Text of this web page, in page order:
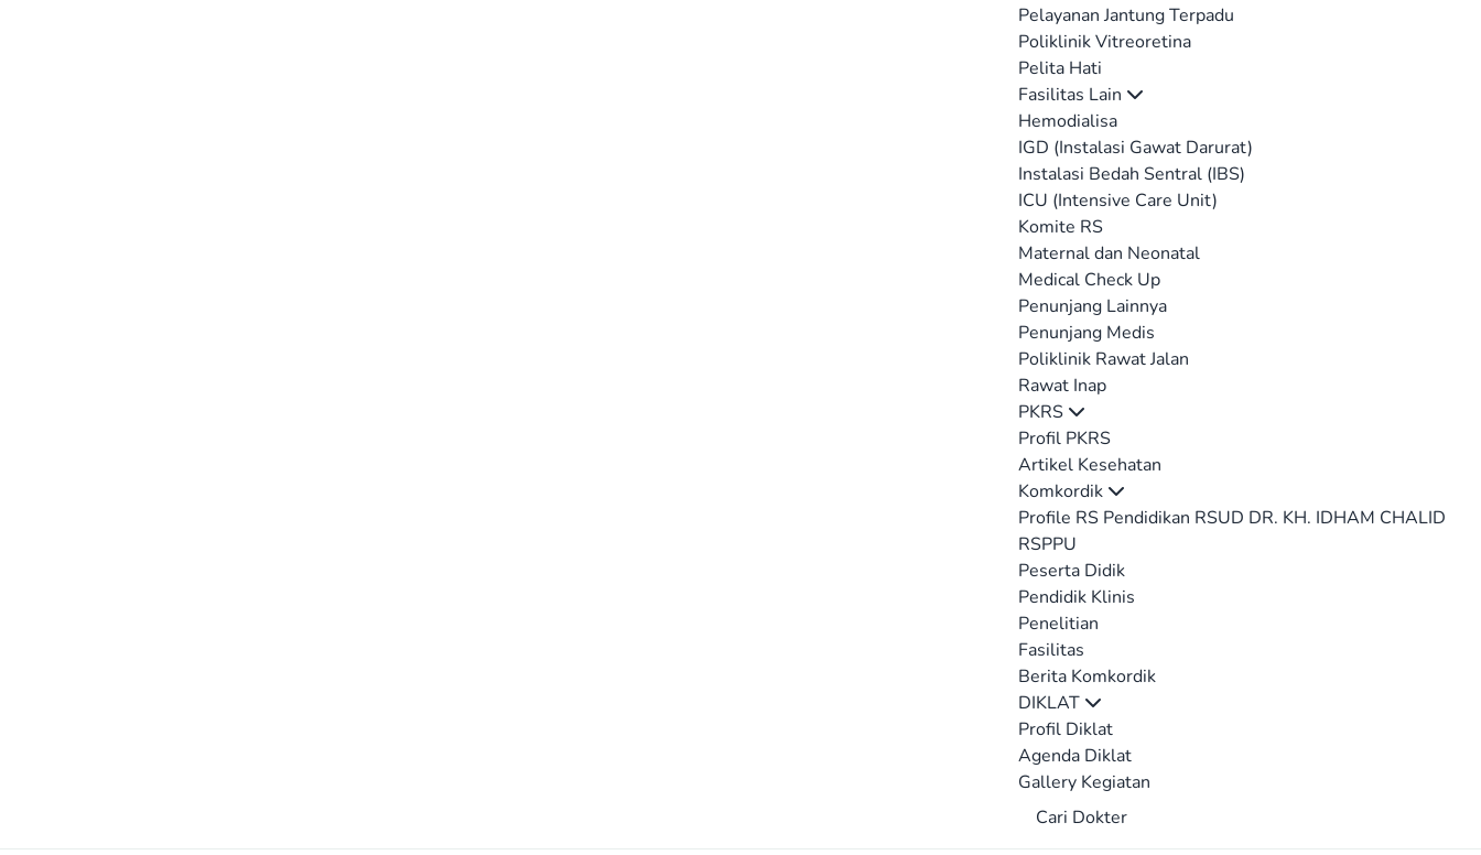
Pelayanan Jantung Terpadu
Poliklinik Vitreoretina
Pelita Hati
Fasilitas Lain
Hemodialisa
IGD (Instalasi Gawat Darurat)
Instalasi Bedah Sentral (IBS)
ICU (Intensive Care Unit)
Komite RS
Maternal dan Neonatal
Medical Check Up
Penunjang Lainnya
Penunjang Medis
Poliklinik Rawat Jalan
Rawat Inap
PKRS
Profil PKRS
Artikel Kesehatan
Komkordik
Profile RS Pendidikan RSUD DR. KH. IDHAM CHALID
RSPPU
Peserta Didik
Pendidik Klinis
Penelitian
Fasilitas
Berita Komkordik
DIKLAT
Profil Diklat
Agenda Diklat
Gallery Kegiatan
Cari Dokter